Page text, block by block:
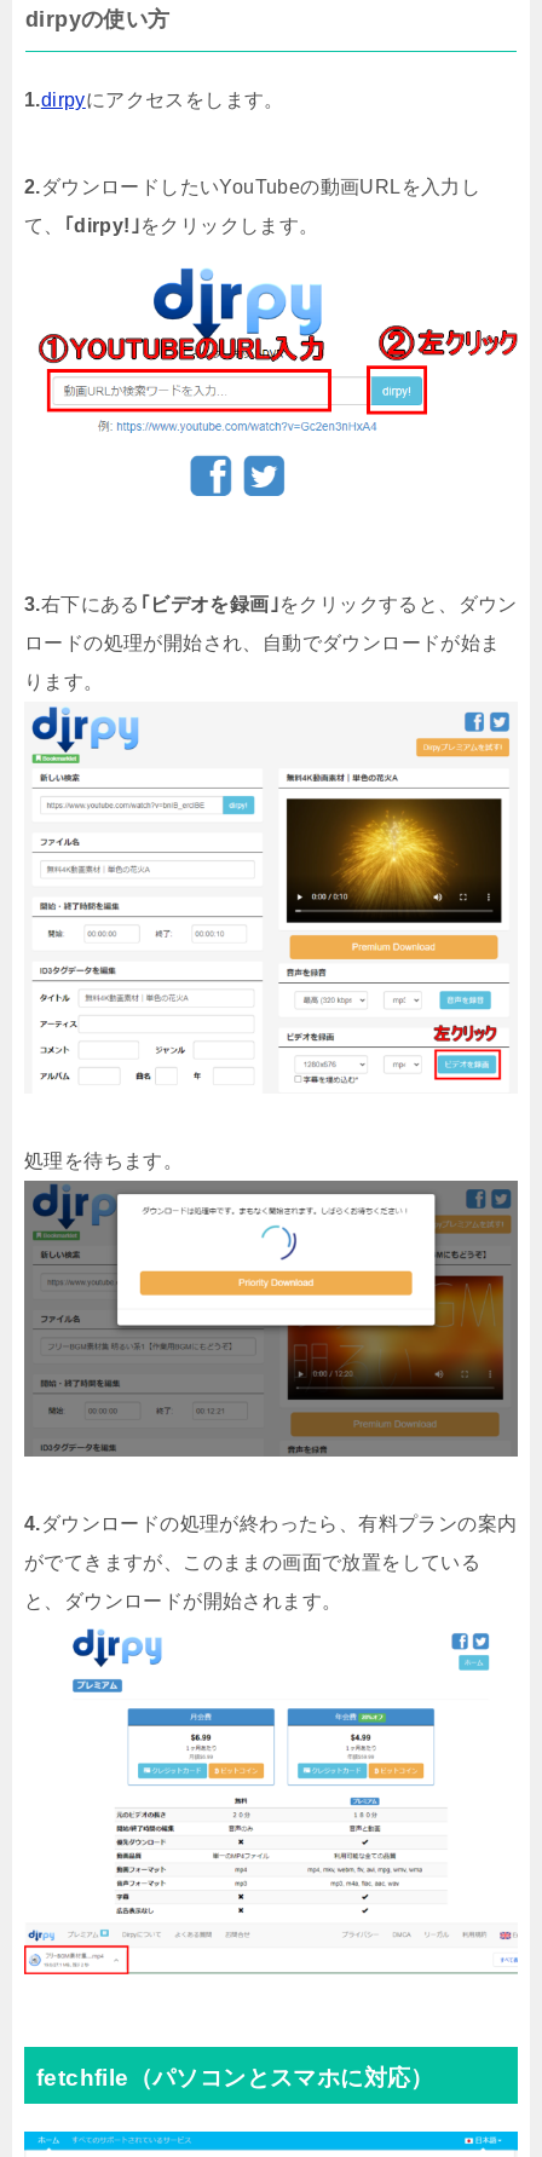
dirpyの使い方
1.dirpyにアクセスをします。
2.ダウンロードしたいYouTubeの動画URLを入力し
て、
｢dirpy!｣ をクリックします。
3.右下にある ｢ビデオを録画｣ をクリックすると、ダウン
ロードの処理が開始され、自動でダウンロードが始ま
ります。
処理を待ちます。
4.ダウンロードの処理が終わったら、有料プランの案内
がでてきますが、このままの画面で放置をしている
と、ダウンロードが開始されます。
fetchfile（パソコンとスマホに対応）